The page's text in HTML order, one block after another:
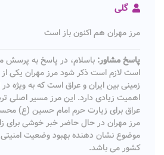
گلی
مرز مهران هم اکنون باز است
پاسخ مشاور: باسلام، در پاسخ به پرسش
است لازم است ذکر شود مرز مهران یکی
زمینی بین ایران و عراق است که به ویژه
اهمیت زیادی دارد. این مرز مسیر اصلی
عراق برای زیارت حرم امام حسین (ع)
مرز مهران در حال حاضر خبر خوشی برای
موضوع نشان دهنده بهبود وضعیت
کشور می باشد.